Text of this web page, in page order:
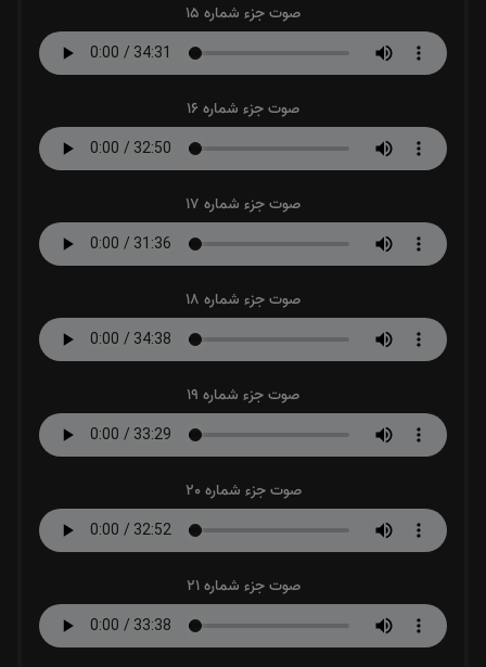
صوت جزء شماره 15
صوت جزء شماره 16
صوت جزء شماره 17
صوت جزء شماره 18
صوت جزء شماره 19
صوت جزء شماره 20
صوت جزء شماره 21